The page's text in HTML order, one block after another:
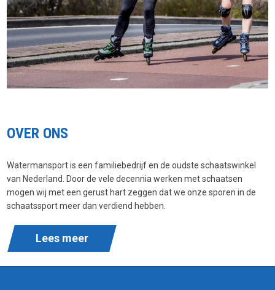
OVER ONS
Watermansport is een familiebedrijf en de oudste schaatswinkel
van Nederland. Door de vele decennia werken met schaatsen
mogen wij met een gerust hart zeggen dat we onze sporen in de
schaatssport meer dan verdiend hebben.
Lees meer